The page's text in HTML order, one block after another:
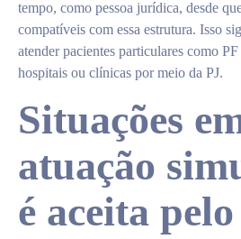
tempo, como pessoa jurídica, desde
compatíveis com essa estrutura. Isso
atender pacientes particulares como
hospitais ou clínicas por meio da PJ.
Situações
atuação
é aceita